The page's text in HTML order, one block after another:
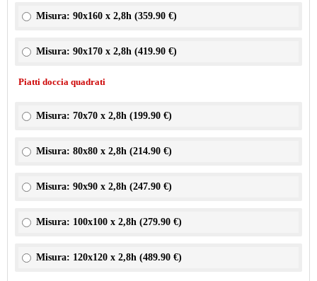
Misura: 90x160 x 2,8h (359.90 €)
Misura: 90x170 x 2,8h (419.90 €)
Piatti doccia quadrati
Misura: 70x70 x 2,8h (199.90 €)
Misura: 80x80 x 2,8h (214.90 €)
Misura: 90x90 x 2,8h (247.90 €)
Misura: 100x100 x 2,8h (279.90 €)
Misura: 120x120 x 2,8h (489.90 €)